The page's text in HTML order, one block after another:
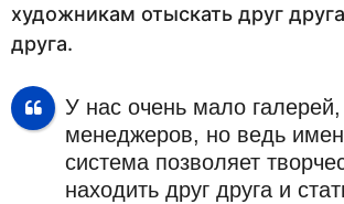
художникам отыскать друг
друга.
У нас очень мало галерей,
менеджеров, но ведь
система позволяет
находить друг друга и